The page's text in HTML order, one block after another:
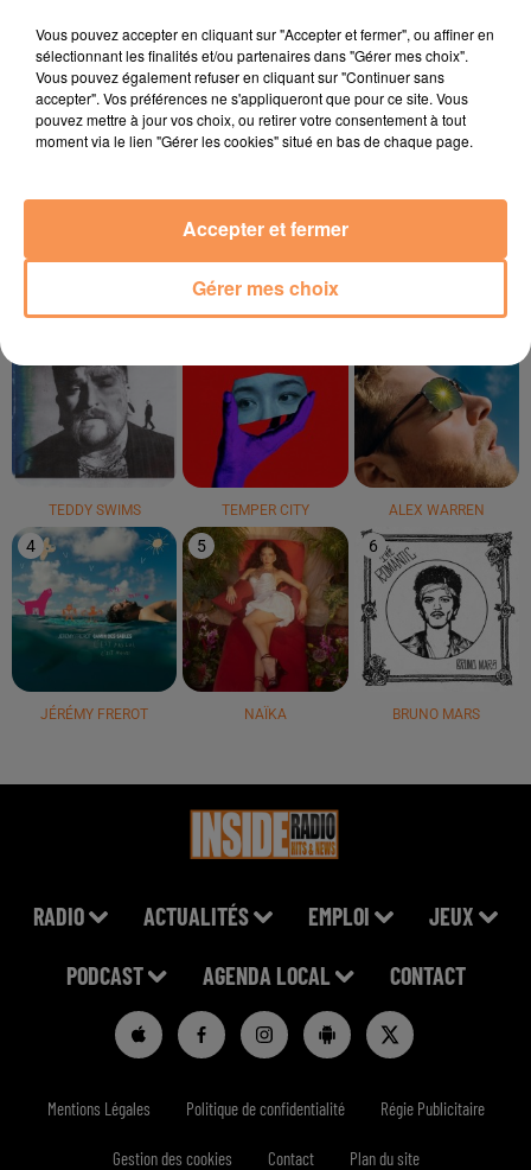
!
LE TOP
TEDDY SWIMS TEMPER CITY ALEX WARREN
4
JÉRÉMY FREROT
5
NAÏKA
6
BRUNO MARS
RADIO ACTUALITÉS EMPLOI JEUX
PODCAST AGENDA LOCAL CONTACT
Mentions Légales Politique de confidentialité Régie Publicitaire
Gestion des cookies Contact Plan du site
Vous pouvez accepter en cliquant sur "Accepter et fermer", ou affiner en
sélectionnant les finalités et/ou partenaires dans "Gérer mes choix".
Vous pouvez également refuser en cliquant sur "Continuer sans
accepter". Vos préférences ne s'appliqueront que pour ce site. Vous
pouvez mettre à jour vos choix, ou retirer votre consentement à tout
moment via le lien "Gérer les cookies" situé en bas de chaque page.
Gérer mes choix
Accepter et fermer